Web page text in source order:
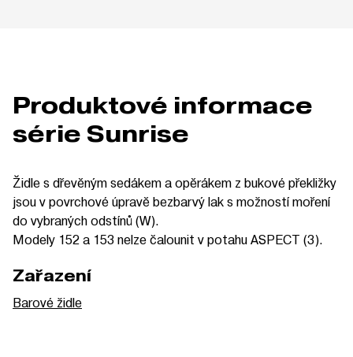
Produktové informace
série Sunrise
Židle s dřevěným sedákem a opěrákem z bukové překližky
jsou v povrchové úpravě bezbarvý lak s možností moření
do vybraných odstínů (W).
Modely 152 a 153 nelze čalounit v potahu ASPECT (3).
Zařazení
Barové židle